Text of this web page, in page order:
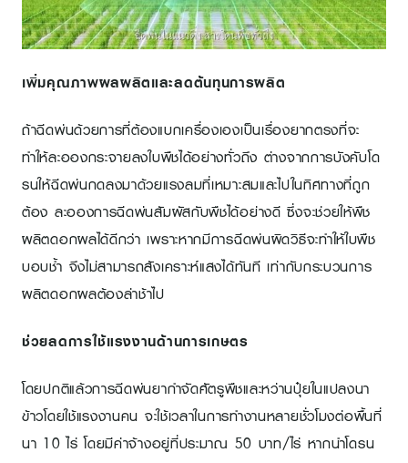
เพิ่มคุณภาพผลผลิตและลดต้นทุนการผลิต
ถ้าฉีดพ่นด้วยการที่ต้องแบกเครื่องเองเป็นเรื่องยากตรงที่จะ
ทำให้ละอองกระจายลงใบพืชได้อย่างทั่วถึง ต่างจากการบังคับโด
รนให้ฉีดพ่นกดลงมาด้วยแรงลมที่เหมาะสมและไปในทิศทางที่ถูก
ต้อง ละอองการฉีดพ่นสัมผัสกับพืชได้อย่างดี ซึ่งจะช่วยให้พืช
ผลิตดอกผลได้ดีกว่า เพราะหากมีการฉีดพ่นผิดวิธีจะทำให้ใบพืช
บอบช้ำ จึงไม่สามารถสังเคราะห์แสงได้ทันที เท่ากับกระบวนการ
ผลิตดอกผลต้องล่าช้าไป
ช่วยลดการใช้แรงงานด้านการเกษตร
โดยปกติแล้วการฉีดพ่นยากำจัดศัตรูพืชและหว่านปุ๋ยในแปลงนา
ข้าวโดยใช้แรงงานคน จะใช้เวลาในการทำงานหลายชั่วโมงต่อพื้นที่
นา 10 ไร่ โดยมีค่าจ้างอยู่ที่ประมาณ 50 บาท/ไร่ หากนำโดรน